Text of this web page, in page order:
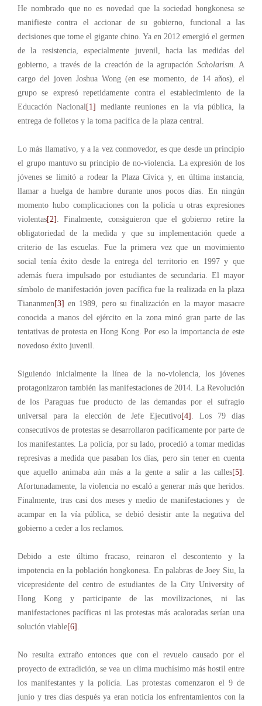
He nombrado que no es novedad que la sociedad hongkonesa se
manifieste contra el accionar de su gobierno, funcional a las
decisiones que tome el gigante chino. Ya en 2012 emergió el germen
de la resistencia, especialmente juvenil, hacia las medidas del
gobierno, a través de la creación de la agrupación Scholarism. A
cargo del joven Joshua Wong (en ese momento, de 14 años), el
grupo se expresó repetidamente contra el establecimiento de la
Educación Nacional[1]
mediante reuniones en la vía pública, la
entrega de folletos y la toma pacífica de la plaza central.
Lo más llamativo, y a la vez conmovedor, es que desde un principio
el grupo mantuvo su principio de no-violencia. La expresión de los
jóvenes se limitó a rodear la Plaza Cívica y, en última instancia,
llamar a huelga de hambre durante unos pocos días. En ningún
momento hubo complicaciones con la policía u otras expresiones
violentas[2] . Finalmente, consiguieron que el gobierno retire la
obligatoriedad de la medida y que su implementación quede a
criterio de las escuelas. Fue la primera vez que un movimiento
social tenía éxito desde la entrega del territorio en 1997 y que
además fuera impulsado por estudiantes de secundaria. El mayor
símbolo de manifestación joven pacífica fue la realizada en la plaza
Tiananmen[3] en 1989, pero su finalización en la mayor masacre
conocida a manos del ejército en la zona minó gran parte de las
tentativas de protesta en Hong Kong. Por eso la importancia de este
novedoso éxito juvenil.
Siguiendo inicialmente la línea de la no-violencia, los jóvenes
protagonizaron también las manifestaciones de 2014. La Revolución
de los Paraguas fue producto de las demandas por el sufragio
universal para la elección de Jefe Ejecutivo[4] . Los 79 días
consecutivos de protestas se desarrollaron pacíficamente por parte de
los manifestantes. La policía, por su lado, procedió a tomar medidas
represivas a medida que pasaban los días, pero sin tener en cuenta
que aquello animaba aún más a la gente a salir a las calles[5] .
Afortunadamente, la violencia no escaló a generar más que heridos.
Finalmente, tras casi dos meses y medio de manifestaciones y de
acampar en la vía pública, se debió desistir ante la negativa del
gobierno a ceder a los reclamos.
Debido a este último fracaso, reinaron el descontento y la
impotencia en la población hongkonesa. En palabras de Joey Siu, la
vicepresidente del centro de estudiantes de la City University of
Hong Kong y participante de las movilizaciones, ni las
manifestaciones pacíficas ni las protestas más acaloradas serían una
solución viable[6] .
No resulta extraño entonces que con el revuelo causado por el
proyecto de extradición, se vea un clima muchísimo más hostil entre
los manifestantes y la policía. Las protestas comenzaron el 9 de
junio y tres días después ya eran noticia los enfrentamientos con la